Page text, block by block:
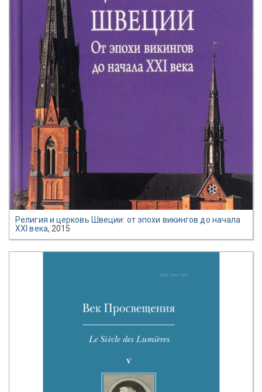
Религия и церковь Швеции: от эпохи викингов до начала
XXI века, 2015